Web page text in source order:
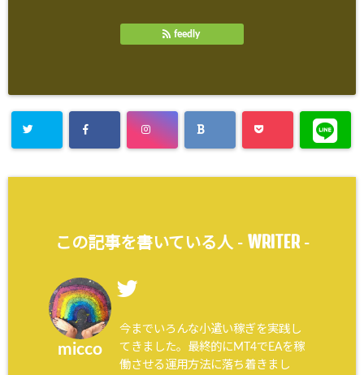
feedly
この記事を書いている人 - WRITER-
micco
今までいろんな小遣い稼ぎを実践し
てきました。最終的にMT4でEAを稼
働させる運用方法に落ち着きまし